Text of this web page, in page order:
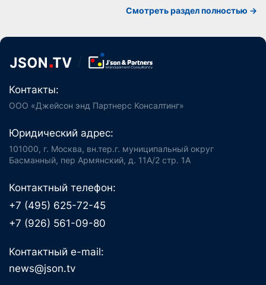
Смотреть раздел полностью ->
Контакты:
ООО «Джейсон энд Партнерс Консалтинг»
Юридический адрес:
101000, г. Москва, вн.тер.г. муниципальный округ
Басманный, пер Армянский, д. 11А/2 стр. 1А
Контактный телефон:
+7 (495) 625-72-45
+7 (926) 561-09-80
Контактный e-mail:
news@json.tv